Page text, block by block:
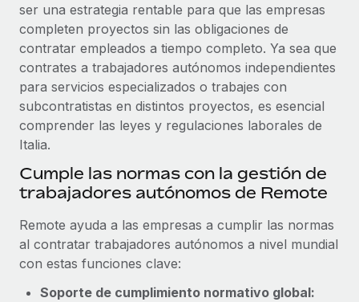
SERVICIOS
Pregunta a un experto
Obtén ayuda de gente experta en RR. HH. globales
y cumplimiento normativo.
Comprobaciones de antecedentes
Simplifica los procesos de cribado de candidatos.
Cumplimiento normativo
Adelántate a los riesgos de cumplimiento
Gestión de dispositivos
Proporciona dispositivos tecnológicos y contrólalos
en todo el mundo.
Consultoría de integraciones y automatización con IA.
CASOS PRÁCTICOS
Obtén ayuda
Consulta todos los recursos
Nómina global
Contractor Management
Impuestos
Explora el blog
ser una estrategia rentable para que las empresas
completen proyectos sin las obligaciones de
contratar empleados a tiempo completo. Ya sea que
contrates a trabajadores autónomos independientes
para servicios especializados o trabajes con
subcontratistas en distintos proyectos, es esencial
comprender las leyes y regulaciones laborales de
Italia.
Cumple las normas con la gestión de
trabajadores autónomos de Remote
Remote ayuda a las empresas a cumplir las normas
al contratar trabajadores autónomos a nivel mundial
con estas funciones clave:
Soporte de cumplimiento normativo global: